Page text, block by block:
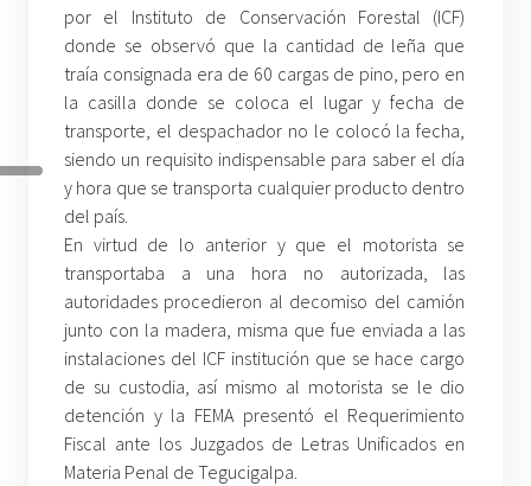
por el Instituto de Conservación Forestal (ICF)
donde se observó que la cantidad de leña que
traía consignada era de 60 cargas de pino, pero en
la casilla donde se coloca el lugar y fecha de
transporte, el despachador no le colocó la fecha,
siendo un requisito indispensable para saber el día
y hora que se transporta cualquier producto dentro
del país.
En virtud de lo anterior y que el motorista se
transportaba a una hora no autorizada, las
autoridades procedieron al decomiso del camión
junto con la madera, misma que fue enviada a las
instalaciones del ICF institución que se hace cargo
de su custodia, así mismo al motorista se le dio
detención y la FEMA presentó el Requerimiento
Fiscal ante los Juzgados de Letras Unificados en
Materia Penal de Tegucigalpa.